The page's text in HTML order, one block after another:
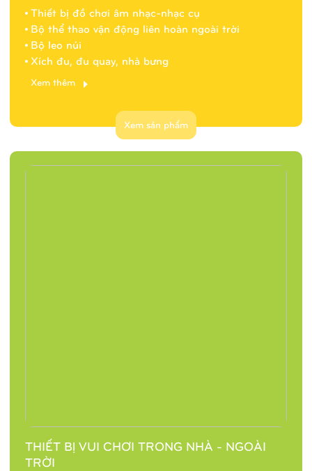
Thiết bị đồ chơi âm nhạc-nhạc cụ
Bộ thể thao vận động liên hoàn ngoài trời
Bộ leo núi
Xích đu, đu quay, nhà bưng
Xem thêm
Xem sản phẩm
THIẾT BỊ VUI CHƠI TRONG NHÀ - NGOÀI
TRỜI